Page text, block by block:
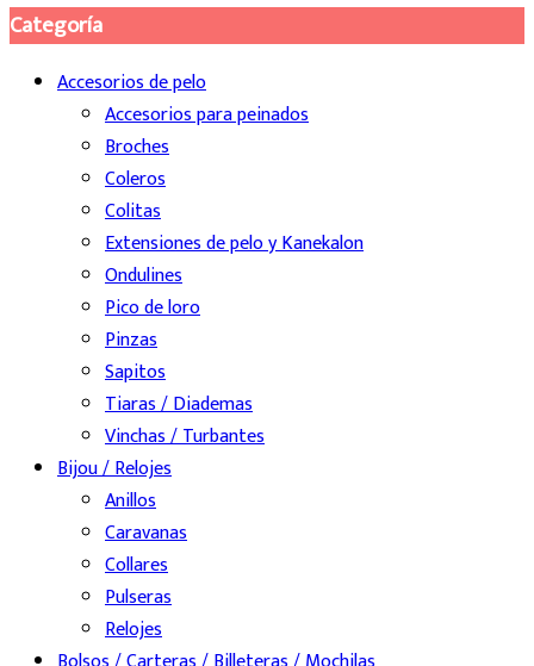
Categoría
Accesorios de pelo
Accesorios para peinados
Broches
Coleros
Colitas
Extensiones de pelo y Kanekalon
Ondulines
Pico de loro
Pinzas
Sapitos
Tiaras / Diademas
Vinchas / Turbantes
Bijou / Relojes
Anillos
Caravanas
Collares
Pulseras
Relojes